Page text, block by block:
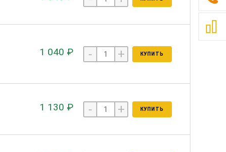
1 040 ₽ - + КУПИТЬ
1 130 ₽ - + КУПИТЬ